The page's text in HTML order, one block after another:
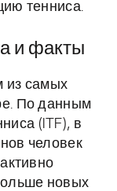
тенниса.
и факты
из самых
По данным
(ITF), в
человек
новых